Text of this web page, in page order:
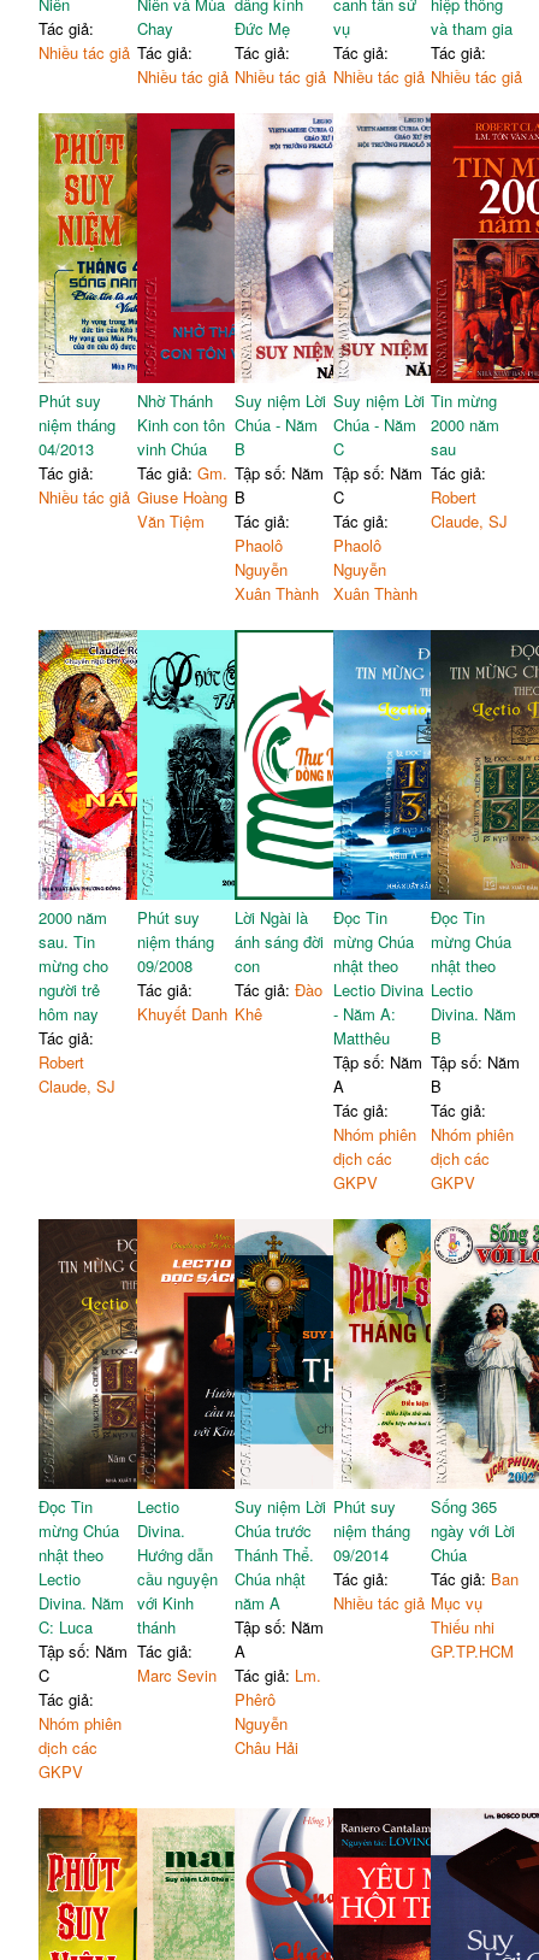
Tác giả:
Nhiều tác giả
Chay
Tác giả:
Nhiều tác giả
Đức Mẹ
Tác giả:
Nhiều tác giả
vụ
Tác giả:
Nhiều tác giả
và tham gia
Tác giả:
Nhiều tác giả
Phút suy
niệm tháng
04/2013
Tác giả:
Nhiều tác giả
Nhờ Thánh
Kinh con tôn
vinh Chúa
Tác giả: Gm.
Giuse Hoàng
Văn Tiệm
Suy niệm Lời
Chúa - Năm
B
Tập số: Năm
B
Tác giả:
Phaolô
Nguyễn
Xuân Thành
Suy niệm Lời
Chúa - Năm
C
Tập số: Năm
C
Tác giả:
Phaolô
Nguyễn
Xuân Thành
Tin mừng
2000 năm
sau
Tác giả:
Robert
Claude, SJ
2000 năm
sau. Tin
mừng cho
người trẻ
hôm nay
Tác giả:
Robert
Claude, SJ
Phút suy
niệm tháng
09/2008
Tác giả:
Khuyết Danh
Lời Ngài là
ánh sáng đời
con
Tác giả:Đào
Khê
Đọc Tin
mừng Chúa
nhật theo
Lectio Divina
- Năm A:
Matthêu
Tập số: Năm
A
Tác giả:
Nhóm phiên
dịch các
GKPV
Đọc Tin
mừng Chúa
nhật theo
Lectio
Divina. Năm
B
Tập số: Năm
B
Tác giả:
Nhóm phiên
dịch các
GKPV
Đọc Tin
mừng Chúa
nhật theo
Lectio
Divina. Năm
C: Luca
Tập số: Năm
C
Tác giả:
Nhóm phiên
dịch các
GKPV
Lectio
Divina.
Hướng dẫn
cầu nguyện
với Kinh
thánh
Tác giả:
Marc Sevin
Suy niệm Lời
Chúa trước
Thánh Thể.
Chúa nhật
năm A
Tập số: Năm
A
Tác giả: Lm.
Phêrô
Nguyễn
Châu Hải
Phút suy
niệm tháng
09/2014
Tác giả:
Nhiều tác giả
Sống 365
ngày với Lời
Chúa
Tác giả: Ban
Mục vụ
Thiếu nhi
GP.TP.HCM